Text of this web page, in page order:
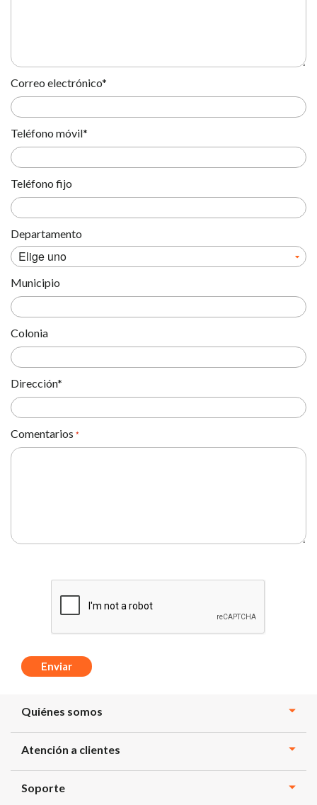
Correo electrónico*
Teléfono móvil*
Teléfono fijo
Departamento
Municipio
Colonia
Dirección*
Comentarios
Enviar
Quiénes somos
Atención a clientes
Soporte